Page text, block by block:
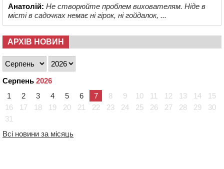
Анатолій: Не створюйте проблем вихователям. Ніде в
місті в садочках немає ні гірок, ні гойдалок, ...
АРХІВ НОВИН
Серпень 2026
1
2 3 4 5 6 7 8 9 10 11 12 13 14
15
16
17 18 19 20 21 22 23 24 25 26 27 28 29
30
31
Всі новини за місяць